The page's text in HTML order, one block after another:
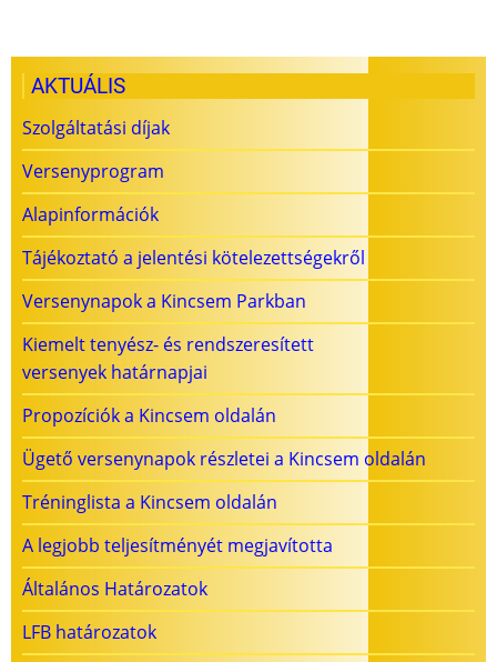
AKTUÁLIS
Szolgáltatási díjak
Versenyprogram
Alapinformációk
Tájékoztató a jelentési kötelezettségekről
Versenynapok a Kincsem Parkban
Kiemelt tenyész- és rendszeresített
versenyek határnapjai
Propozíciók a Kincsem oldalán
Ügető versenynapok részletei a Kincsem oldalán
Tréninglista a Kincsem oldalán
A legjobb teljesítményét megjavította
Általános Határozatok
LFB határozatok